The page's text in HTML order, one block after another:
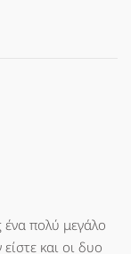
πολύ μεγάλο
και οι δυο